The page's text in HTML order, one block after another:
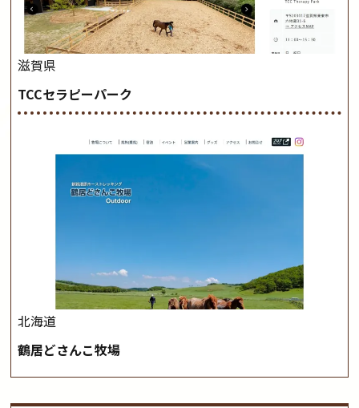
滋賀県
TCCセラピーパーク
北海道
鶴居どさんこ牧場